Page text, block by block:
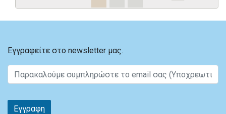
Εγγραφείτε στο newsletter μας.
Εγγραφη